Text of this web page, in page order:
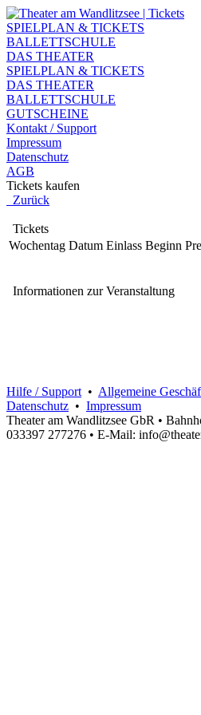
SPIELPLAN & TICKETS
BALLETTSCHULE
DAS THEATER
SPIELPLAN & TICKETS
DAS THEATER
BALLETTSCHULE
GUTSCHEINE
Kontakt / Support
Impressum
Datenschutz
AGB
Tickets kaufen
Zurück
Tickets
Wochentag Datum Einlass Beginn
Informationen zur Veranstaltung
Hilfe / Support • Allgemeine
Datenschutz • Impressum
Theater am Wandlitzsee GbR •
033397 277276 • E-Mail: